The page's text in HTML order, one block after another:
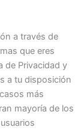
a través de
que eres
de Privacidad y
a tu disposición
más
mayoría de los